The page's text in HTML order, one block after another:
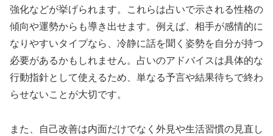
強化などが挙げられます。これらは占いで示される性格の
傾向や運勢からも導き出せます。例えば、相手が感情的に
なりやすいタイプなら、冷静に話を聞く姿勢を自分が持つ
必要があるかもしれません。占いのアドバイスは具体的な
行動指針として使えるため、単なる予言や結果待ちで終わ
らせないことが大切です。
また、自己改善は内面だけでなく外見や生活習慣の見直し